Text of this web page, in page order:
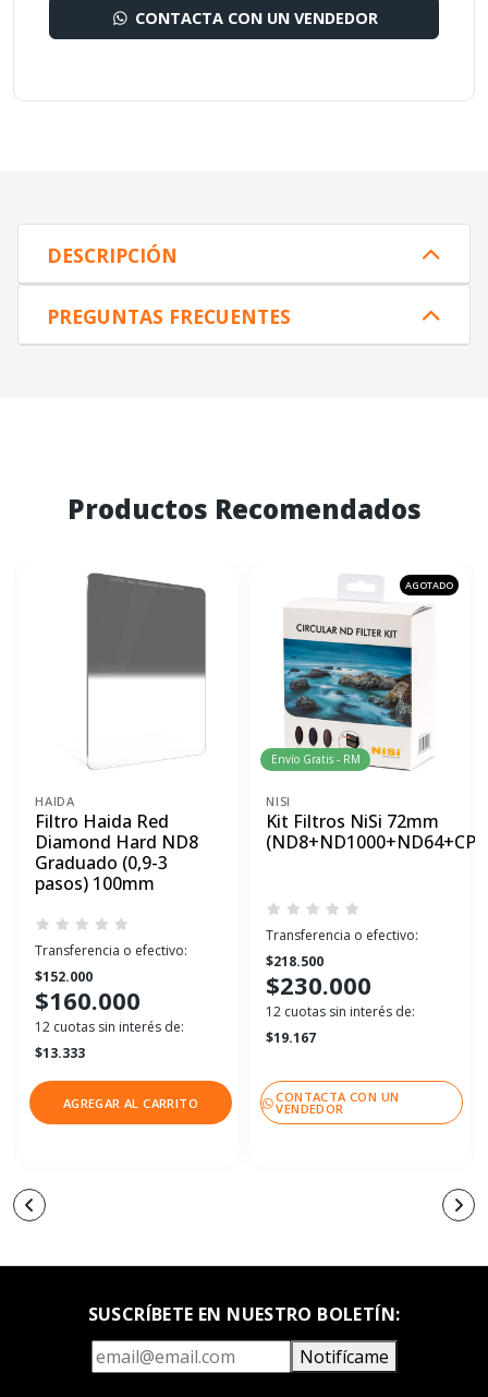
CONTACTA CON UN VENDEDOR
DESCRIPCIÓN
PREGUNTAS FRECUENTES
Productos Recomendados
HAIDA
Filtro Haida Red
Diamond Hard ND8
Graduado (0,9-3
pasos) 100mm
Transferencia o efectivo:
$152.000
$160.000
12 cuotas sin interés de:
$13.333
AGREGAR AL CARRITO
AGOTADO
Envío Gratis - RM
NISI
Kit Filtros NiSi 72mm
Transferencia o efectivo:
$218.500
$230.000
12 cuotas sin interés de:
$19.167
CONTACTA CON UN
VENDEDOR
SUSCRÍBETE EN NUESTRO BOLETÍN:
Notifícame